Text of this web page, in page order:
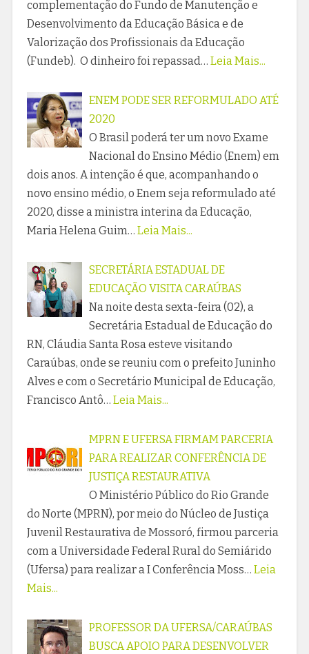
complementação do Fundo de Manutenção e
Desenvolvimento da Educação Básica e de
Valorização dos Profissionais da Educação
(Fundeb). O dinheiro foi repassad… Leia Mais...
ENEM PODE SER REFORMULADO ATÉ
2020
O Brasil poderá ter um novo Exame
Nacional do Ensino Médio (Enem) em
dois anos. A intenção é que, acompanhando o
novo ensino médio, o Enem seja reformulado até
2020, disse a ministra interina da Educação,
Maria Helena Guim… Leia Mais...
SECRETÁRIA ESTADUAL DE
EDUCAÇÃO VISITA CARAÚBAS
Na noite desta sexta-feira (02), a
Secretária Estadual de Educação do
RN, Cláudia Santa Rosa esteve visitando
Caraúbas, onde se reuniu com o prefeito Juninho
Alves e com o Secretário Municipal de Educação,
Francisco Antô… Leia Mais...
MPRN E UFERSA FIRMAM PARCERIA
PARA REALIZAR CONFERÊNCIA DE
JUSTIÇA RESTAURATIVA
O Ministério Público do Rio Grande
do Norte (MPRN), por meio do Núcleo de Justiça
Juvenil Restaurativa de Mossoró, firmou parceria
com a Universidade Federal Rural do Semiárido
(Ufersa) para realizar a I Conferência Moss… Leia
Mais...
PROFESSOR DA UFERSA/CARAÚBAS
BUSCA APOIO PARA DESENVOLVER